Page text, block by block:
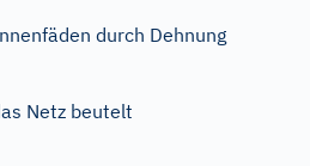
durch Dehnung
Netz beutelt